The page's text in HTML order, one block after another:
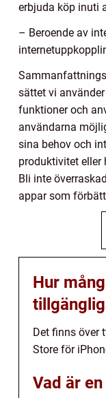
erbjuda köp inuti
– Beroende av
sättet vi
funktioner och
användarna
sina behov och
produktivitet eller
Bli inte
appar som
Hur
Det finns över
Store för
Vad är